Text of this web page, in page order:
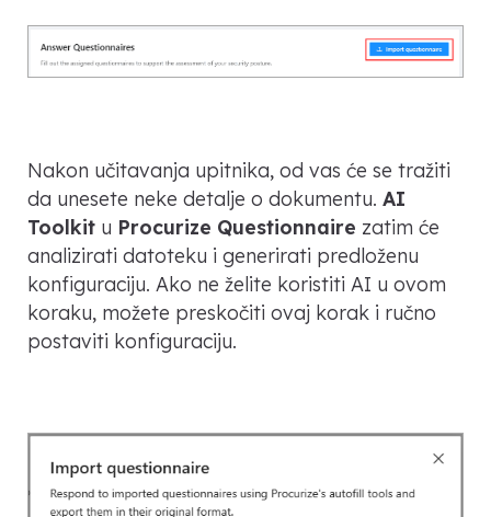
Nakon učitavanja upitnika, od vas će se tražiti
da unesete neke detalje o dokumentu. AI
Toolkit u Procurize Questionnaire zatim će
analizirati datoteku i generirati predloženu
konfiguraciju. Ako ne želite koristiti AI u ovom
koraku, možete preskočiti ovaj korak i ručno
postaviti konfiguraciju.